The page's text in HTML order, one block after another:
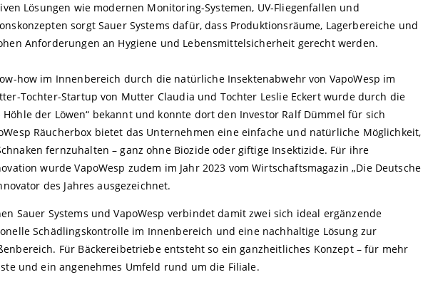
Lösungen wie modernen Monitoring-Systemen, UV-Fliegenfallen und
sorgt Sauer Systems dafür, dass Produktionsräume, Lagerbereiche und
Anforderungen an Hygiene und Lebensmittelsicherheit gerecht werden.
how im Innenbereich durch die natürliche Insektenabwehr von VapoWesp im
Tochter-Startup von Mutter Claudia und Tochter Leslie Eckert wurde durch die
Höhle der Löwen“ bekannt und konnte dort den Investor Ralf Dümmel für sich
Räucherbox bietet das Unternehmen eine einfache und natürliche Möglichkeit,
fernzuhalten – ganz ohne Biozide oder giftige Insektizide. Für ihre
wurde VapoWesp zudem im Jahr 2023 vom Wirtschaftsmagazin „Die Deutsche
des Jahres ausgezeichnet.
Sauer Systems und VapoWesp verbindet damit zwei sich ideal ergänzende
Schädlingskontrolle im Innenbereich und eine nachhaltige Lösung zur
Für Bäckereibetriebe entsteht so ein ganzheitliches Konzept – für mehr
und ein angenehmes Umfeld rund um die Filiale.